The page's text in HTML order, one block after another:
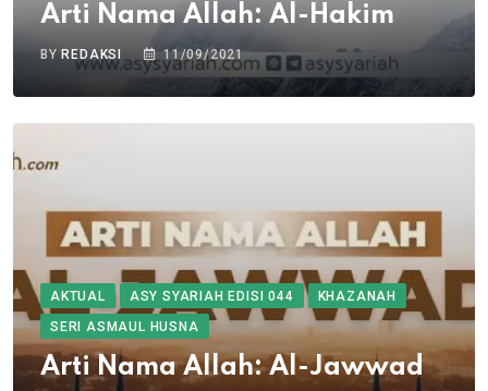
Arti Nama Allah: Al-Hakim
BYREDAKSI 11/09/2021
AKTUAL ASY SYARIAH EDISI 044
KHAZANAH
SERI ASMAUL HUSNA
Arti Nama Allah: Al-Jawwad